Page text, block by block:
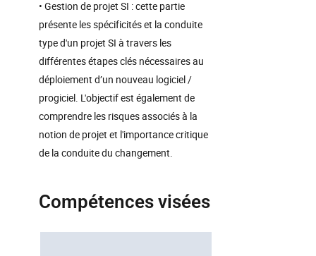
• Gestion de projet SI : cette partie
présente les spécificités et la conduite
type d'un projet SI à travers les
différentes étapes clés nécessaires au
déploiement d’un nouveau logiciel /
progiciel. L'objectif est également de
comprendre les risques associés à la
notion de projet et l'importance critique
de la conduite du changement.
Compétences visées